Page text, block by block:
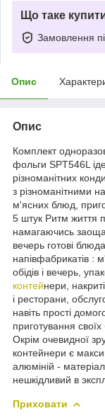
Що таке
Замовлення
Опис
Опис
Комплект
фольги SPT546L
різноманітних
з різноманітними
м'ясних блюд,
5 штук Ритм життя
намагаючись
вечерь готові
напівфабрикатів :
обідів і вечерь,
контейнери,
і ресторани,
навіть прості
приготування
Окрім очевидної
контейнери є
алюміній -
нешкідливий в
Приховати